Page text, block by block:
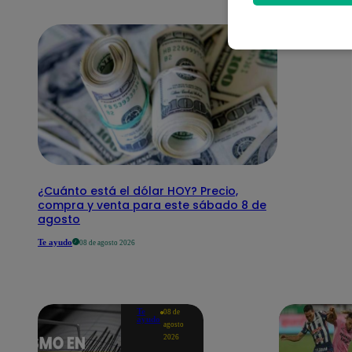
¿Cuánto está el dólar HOY? Precio,
compra y venta para este sábado 8 de
agosto
Te ayudo 08 de agosto 2026
Te
ayudo
08 de
agosto
2026